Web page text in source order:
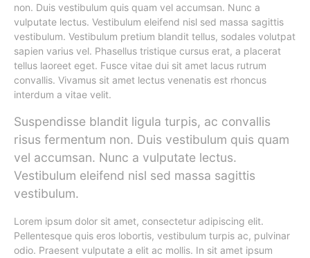
non. Duis vestibulum quis quam vel accumsan. Nunc a
vulputate lectus. Vestibulum eleifend nisl sed massa sagittis
vestibulum. Vestibulum pretium blandit tellus, sodales volutpat
sapien varius vel. Phasellus tristique cursus erat, a placerat
tellus laoreet eget. Fusce vitae dui sit amet lacus rutrum
convallis. Vivamus sit amet lectus venenatis est rhoncus
interdum a vitae velit.
Suspendisse blandit ligula turpis, ac convallis
risus fermentum non. Duis vestibulum quis quam
vel accumsan. Nunc a vulputate lectus.
Vestibulum eleifend nisl sed massa sagittis
vestibulum.
Lorem ipsum dolor sit amet, consectetur adipiscing elit.
Pellentesque quis eros lobortis, vestibulum turpis ac, pulvinar
odio. Praesent vulputate a elit ac mollis. In sit amet ipsum